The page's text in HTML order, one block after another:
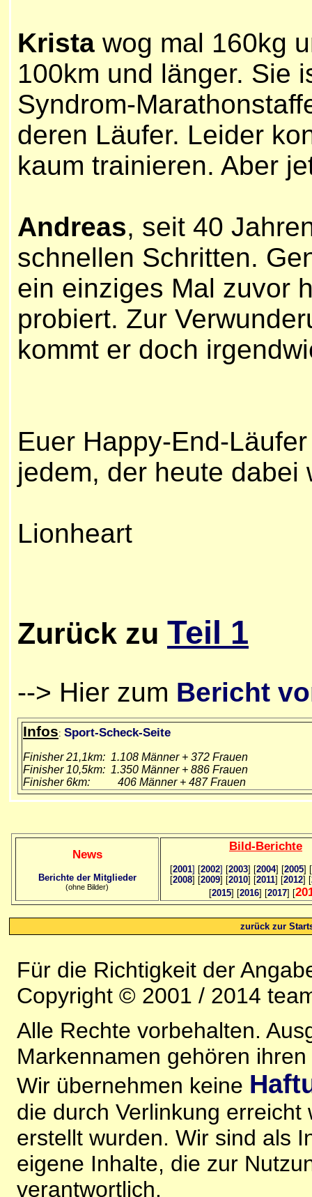
Krista wog mal 160kg
100km und länger. Sie
Syndrom-
deren Läufer. Leider
kaum trainieren. Aber
Andreas, seit 40
schnellen Schritten.
ein einziges Mal zuvor
probiert. Zur
kommt er doch
Euer Happy-End-
jedem, der heute dabei
Lionheart
Zurück zu Teil 1
--> Hier zum Bericht
Infos: Sport-Scheck-Seite
Finisher 21,1km: 1.108 Männer + 372 Frauen
Finisher 10,5km: 1.350 Männer + 886 Frauen
Finisher 6km: 406 Männer + 487 Frauen
News
Berichte der Mitglieder
(ohne Bilder)
Bild-Berichte
[2001] [2002] [2003] [2004] [2005] [
[2008] [2009] [2010] [2011] [2012] [
[2015] [2016] [2017] [
zurück zur
Für die Richtigkeit der
Copyright © 2001 / 2014
Alle Rechte vorbehalten.
Markennamen gehören
Wir übernehmen keine
die durch Verlinkung
erstellt wurden. Wir sind als
eigene Inhalte, die zur
verantwortlich.